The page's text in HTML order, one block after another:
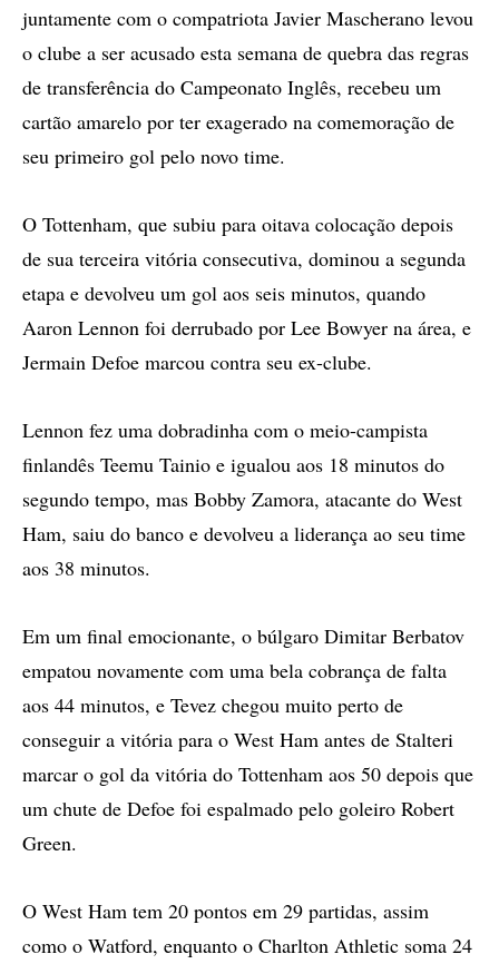
juntamente com o compatriota Javier Mascherano levou
o clube a ser acusado esta semana de quebra das regras
de transferência do Campeonato Inglês, recebeu um
cartão amarelo por ter exagerado na comemoração de
seu primeiro gol pelo novo time.
O Tottenham, que subiu para oitava colocação depois
de sua terceira vitória consecutiva, dominou a segunda
etapa e devolveu um gol aos seis minutos, quando
Aaron Lennon foi derrubado por Lee Bowyer na área, e
Jermain Defoe marcou contra seu ex-clube.
Lennon fez uma dobradinha com o meio-campista
finlandês Teemu Tainio e igualou aos 18 minutos do
segundo tempo, mas Bobby Zamora, atacante do West
Ham, saiu do banco e devolveu a liderança ao seu time
aos 38 minutos.
Em um final emocionante, o búlgaro Dimitar Berbatov
empatou novamente com uma bela cobrança de falta
aos 44 minutos, e Tevez chegou muito perto de
conseguir a vitória para o West Ham antes de Stalteri
marcar o gol da vitória do Tottenham aos 50 depois que
um chute de Defoe foi espalmado pelo goleiro Robert
Green.
O West Ham tem 20 pontos em 29 partidas, assim
como o Watford, enquanto o Charlton Athletic soma 24